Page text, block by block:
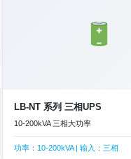
LB-NT 系列 三相UPS
10-200kVA 三相大功率
功率：10-200kVA | 输入：三相